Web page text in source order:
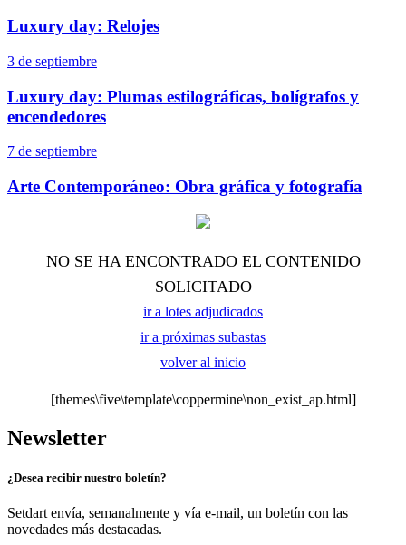
Luxury day: Relojes
3 de septiembre
Luxury day: Plumas estilográficas, bolígrafos y
encendedores
7 de septiembre
Arte Contemporáneo: Obra gráfica y fotografía
NO SE HA ENCONTRADO EL CONTENIDO
SOLICITADO
ir a lotes adjudicados
ir a próximas subastas
volver al inicio
[themes\five\template\coppermine\non_exist_ap.html]
Newsletter
¿Desea recibir nuestro boletín?
Setdart envía, semanalmente y vía e-mail, un boletín con las
novedades más destacadas.